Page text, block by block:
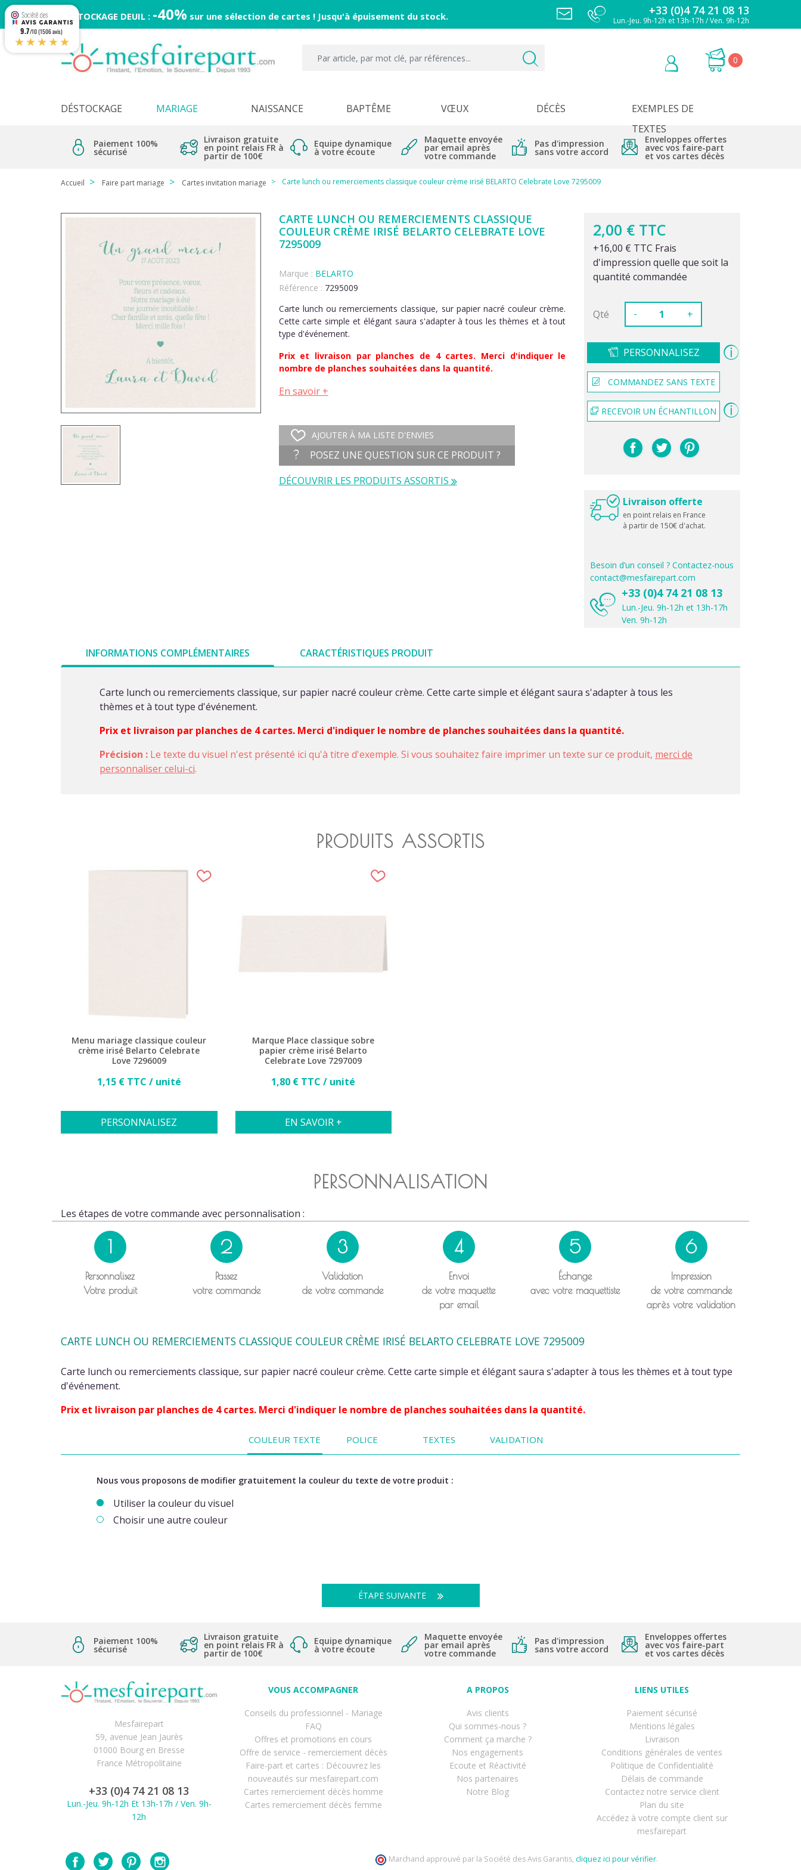
DESTOCKAGE DEUIL : -40% sur une sélection de cartes ! Jusqu'à épuisement du stock. +33 (0)4 74 21 08 13
Lun.-Jeu. 9h-12h et 13h-17h / Ven. 9h-12h
0
DÉSTOCKAGE MARIAGE NAISSANCE BAPTÊME VŒUX DÉCÈS
EXEMPLES DE
TEXTES
Paiement 100%
sécurisé
Livraison gratuite
en point relais FR à
partir de 100€
Equipe dynamique
à votre écoute
Maquette envoyée
par email après
votre commande
Pas d'impression
sans votre accord
Enveloppes offertes
avec vos faire-part
et vos cartes décès
Accueil Faire part mariage Cartes invitation mariage Carte lunch ou remerciements classique couleur crème irisé BELARTO Celebrate Love 7295009
CARTE LUNCH OU REMERCIEMENTS CLASSIQUE
COULEUR CRÈME IRISÉ BELARTO CELEBRATE LOVE
7295009
Marque : BELARTO
Référence : 7295009
Carte lunch ou remerciements classique, sur papier nacré couleur crème.
Cette carte simple et élégant saura s'adapter à tous les thèmes et à tout
type d'événement.
Prix et livraison par planches de 4 cartes. Merci d'indiquer le
nombre de planches souhaitées dans la quantité.
En savoir +
AJOUTER À MA LISTE D'ENVIES
POSEZ UNE QUESTION SUR CE PRODUIT ?
DÉCOUVRIR LES PRODUITS ASSORTIS
2,00 € TTC
+16,00 € TTC Frais
d'impression quelle que soit la
quantité commandée
Qté - +
PERSONNALISEZ
COMMANDEZ SANS TEXTE
RECEVOIR UN ÉCHANTILLON
Livraison offerte
en point relais en France
à partir de 150€ d'achat.
Besoin d’un conseil ? Contactez-nous
contact@mesfairepart.com
+33 (0)4 74 21 08 13
Lun.-Jeu. 9h-12h et 13h-17h
Ven. 9h-12h
INFORMATIONS COMPLÉMENTAIRES CARACTÉRISTIQUES PRODUIT
Carte lunch ou remerciements classique, sur papier nacré couleur crème. Cette carte simple et élégant saura s'adapter à tous les
thèmes et à tout type d'événement.
Prix et livraison par planches de 4 cartes. Merci d'indiquer le nombre de planches souhaitées dans la quantité.
Précision : Le texte du visuel n'est présenté ici qu'à titre d'exemple. Si vous souhaitez faire imprimer un texte sur ce produit, merci de
personnaliser celui-ci.
PRODUITS ASSORTIS
Menu mariage classique couleur
crème irisé Belarto Celebrate
Love 7296009
Prix
1,15 € TTC / unité
PERSONNALISEZ
Marque Place classique sobre
papier crème irisé Belarto
Celebrate Love 7297009
Prix
1,80 € TTC / unité
EN SAVOIR +
PERSONNALISATION
Les étapes de votre commande avec personnalisation :
1
Personnalisez
Votre produit
2
Passez
votre commande
3
Validation
de votre commande
4
Envoi
de votre maquette
par email
5
Échange
avec votre maquettiste
6
Impression
de votre commande
après votre validation
CARTE LUNCH OU REMERCIEMENTS CLASSIQUE COULEUR CRÈME IRISÉ BELARTO CELEBRATE LOVE 7295009
Carte lunch ou remerciements classique, sur papier nacré couleur crème. Cette carte simple et élégant saura s'adapter à tous les thèmes et à tout type
d'événement.
Prix et livraison par planches de 4 cartes. Merci d'indiquer le nombre de planches souhaitées dans la quantité.
COULEUR TEXTE POLICE TEXTES VALIDATION
Nous vous proposons de modifier gratuitement la couleur du texte de votre produit :
Utiliser la couleur du visuel
Choisir une autre couleur
ÉTAPE SUIVANTE
Paiement 100%
sécurisé
Livraison gratuite
en point relais FR à
partir de 100€
Equipe dynamique
à votre écoute
Maquette envoyée
par email après
votre commande
Pas d'impression
sans votre accord
Enveloppes offertes
avec vos faire-part
et vos cartes décès
Mesfairepart
59, avenue Jean Jaurès
01000 Bourg en Bresse
France Métropolitaine
+33 (0)4 74 21 08 13
Lun.-Jeu. 9h-12h Et 13h-17h / Ven. 9h-
12h
VOUS ACCOMPAGNER
Conseils du professionnel - Mariage
FAQ
Offres et promotions en cours
Offre de service - remerciement décès
Faire-part et cartes : Découvrez les
nouveautés sur mesfairepart.com
Cartes remerciement décès homme
Cartes remerciement décès femme
A PROPOS
Avis clients
Qui sommes-nous ?
Comment ça marche ?
Nos engagements
Ecoute et Réactivité
Nos partenaires
Notre Blog
LIENS UTILES
Paiement sécurisé
Mentions légales
Livraison
Conditions générales de ventes
Politique de Confidentialité
Délais de commande
Contactez notre service client
Plan du site
Accédez à votre compte client sur
mesfairepart
Marchand approuvé par la Société des Avis Garantis, cliquez ici pour vérifier.
9.7/10 (1506 avis)
★★★★★